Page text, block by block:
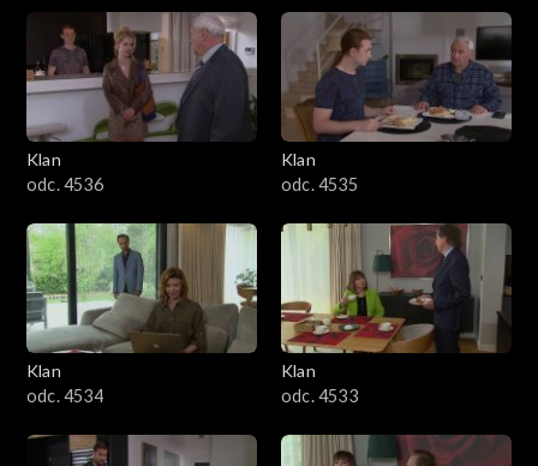
Klan
odc. 4536
Klan
odc. 4535
Klan
odc. 4534
Klan
odc. 4533